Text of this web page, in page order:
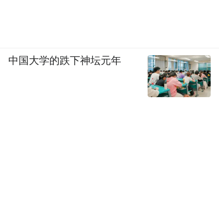
中国大学的跌下神坛元年